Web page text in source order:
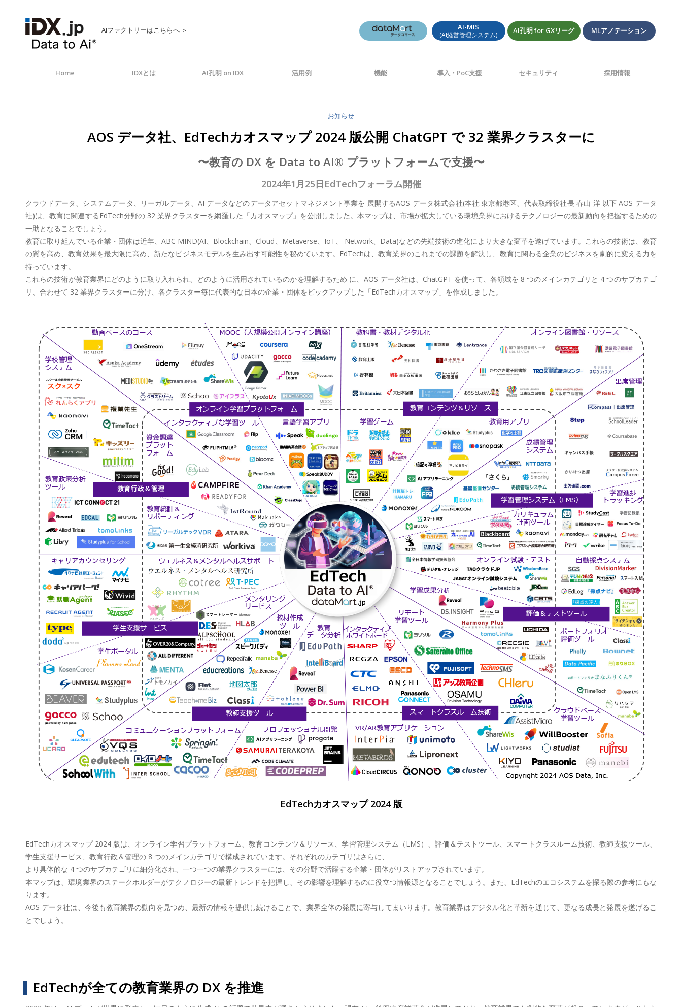
AIファクトリーはこちらへ ＞ AI-MIS
(AI経営管理システム) AI孔明 for GXリーグ MLアノテーション
Home IDXとは AI孔明 on IDX 活用例 機能 導入・PoC支援 セキュリティ 採用情報
お知らせ
AOS データ社、EdTechカオスマップ 2024 版公開 ChatGPT で 32 業界クラスターに
〜教育の DX を Data to AI® プラットフォームで支援〜
2024年1月25日EdTechフォーラム開催
クラウドデータ、システムデータ、リーガルデータ、AI データなどのデータアセットマネジメント事業を 展開するAOS データ株式会社(本社:東京都港区、代表取締役社長 春山 洋 以下 AOS データ
社)は、教育に関連するEdTech分野の 32 業界クラスターを網羅した「カオスマップ」を公開しました。本マップは、市場が拡大している環境業界におけるテクノロジーの最新動向を把握するための
一助となることでしょう。
教育に取り組んでいる企業・団体は近年、ABC MIND(AI、Blockchain、Cloud、Metaverse、IoT、 Network、Data)などの先端技術の進化により大きな変革を遂げています。これらの技術は、教育
の質を高め、教育効果を最大限に高め、新たなビジネスモデルを生み出す可能性を秘めています。EdTechは、教育業界のこれまでの課題を解決し、教育に関わる企業のビジネスを劇的に変える力を
持っています。
これらの技術が教育業界にどのように取り入れられ、どのように活用されているのかを理解するため に、AOS データ社は、ChatGPT を使って、各領域を 8 つのメインカテゴリと 4 つのサブカテゴ
リ、合わせて 32 業界クラスターに分け、各クラスター毎に代表的な日本の企業・団体をピックアップした「EdTechカオスマップ」を作成しました。
EdTechカオスマップ 2024 版
EdTechカオスマップ 2024 版は、オンライン学習プラットフォーム、教育コンテンツ＆リソース、学習管理システム（LMS）、評価＆テストツール、スマートクラスルーム技術、教師支援ツール、
学生支援サービス、教育行政＆管理の 8 つのメインカテゴリで構成されています。それぞれのカテゴリはさらに、
より具体的な 4 つのサブカテゴリに細分化され、一つ一つの業界クラスターには、その分野で活躍する企業・団体がリストアップされています。
本マップは、環境業界のステークホルダーがテクノロジーの最新トレンドを把握し、その影響を理解するのに役立つ情報源となることでしょう。また、EdTechのエコシステムを探る際の参考にもな
ります。
AOS データ社は、今後も教育業界の動向を見つめ、最新の情報を提供し続けることで、業界全体の発展に寄与してまいります。教育業界はデジタル化と革新を通じて、更なる成長と発展を遂げるこ
とでしょう。
EdTechが全ての教育業界の DX を推進